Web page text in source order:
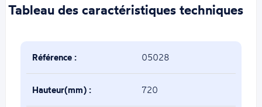
Tableau des caractéristiques techniques
Référence : 05028
Hauteur(mm) : 720